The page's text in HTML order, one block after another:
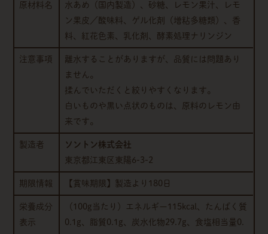
原材料名
水あめ（国内製造）、砂糖、レモン果汁、レモ
ン果皮／酸味料、ゲル化剤（増粘多糖類）、香
料、紅花色素、乳化剤、酵素処理ナリンジン
注意事項
離水することがありますが、品質には問題あり
ません。
揉んでいただくと絞りやすくなります。
白いものや黒い点状のものは、原料のレモン由
来です。
製造者
ソントン株式会社
東京都江東区東陽6-3-2
期限情報 【賞味期限】製造より180日
栄養成分
表示
（100g当たり）エネルギー115kcal、たんぱく質
0.1g、脂質0.1g、炭水化物29.7g、食塩相当量0.